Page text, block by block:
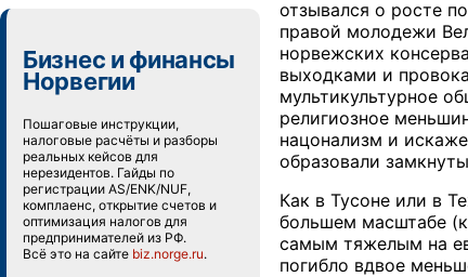
Бизнес и финансы
Норвегии
Пошаговые инструкции,
налоговые расчёты и разборы
реальных кейсов для
нерезидентов. Гайды по
регистрации AS/ENK/NUF,
комплаенс, открытие счетов и
оптимизация налогов для
предпринимателей из РФ.
Всё это на сайте biz.norge.ru.
отзывался о росте
правой молодежи
норвежских
выходками и
мультикультурное
религиозное
нацонализм и
образовали
Как в Тусоне или в
большем масштабе
самым тяжелым на
погибло вдвое